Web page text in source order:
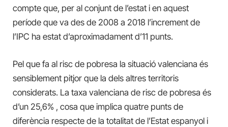
compte que, per al conjunt de l’estat i en aquest
període que va des de 2008 a 2018 l’increment de
l’IPC ha estat d’aproximadament d’11 punts.
Pel que fa al risc de pobresa la situació valenciana és
sensiblement pitjor que la dels altres territoris
considerats. La taxa valenciana de risc de pobresa és
d’un 25,6% , cosa que implica quatre punts de
diferència respecte de la totalitat de l’Estat espanyol i